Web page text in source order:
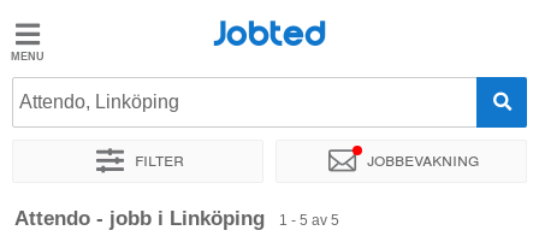
Jobted
Jobb
Jobted
Attendo, Linköping
Filter Jobbevakning
Sortera efter Exakt plats Företag
Attendo - jobb i Linköping 1 - 5 av 5